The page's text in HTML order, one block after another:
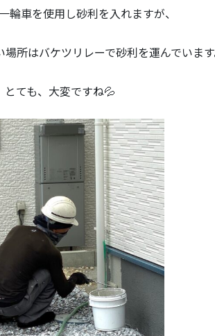
輪車を使用し砂利を入れますが、
所はバケツリレーで砂利を運んでいま
とても、大変ですね💦